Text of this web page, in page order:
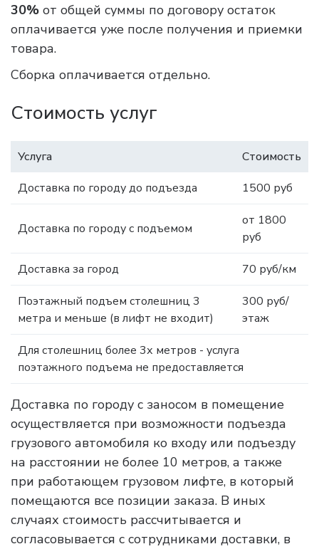
30% от общей суммы по договору остаток
оплачивается уже после получения и приемки
товара.
Сборка оплачивается отдельно.
Стоимость услуг
Услуга
Стоимость
Доставка по городу до подъезда
1500 руб
Доставка по городу с подъемом
от 1800
руб
Доставка за город 70 руб/км
Поэтажный подъем столешниц 3
метра и меньше (в лифт не входит)
300 руб/
этаж
Для столешниц более 3х метров - услуга
поэтажного подъема не предоставляется
Доставка по городу с заносом в помещение
осуществляется при возможности подъезда
грузового автомобиля ко входу или подъезду
на расстоянии не более 10 метров, а также
при работающем грузовом лифте, в который
помещаются все позиции заказа. В иных
случаях стоимость рассчитывается и
согласовывается с сотрудниками доставки, в